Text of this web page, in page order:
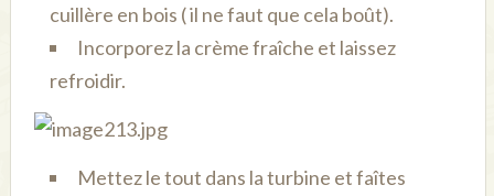
cuillère en bois ( il ne faut que cela boût).
Incorporez la crème fraîche et laissez
refroidir.
Mettez le tout dans la turbine et faîtes